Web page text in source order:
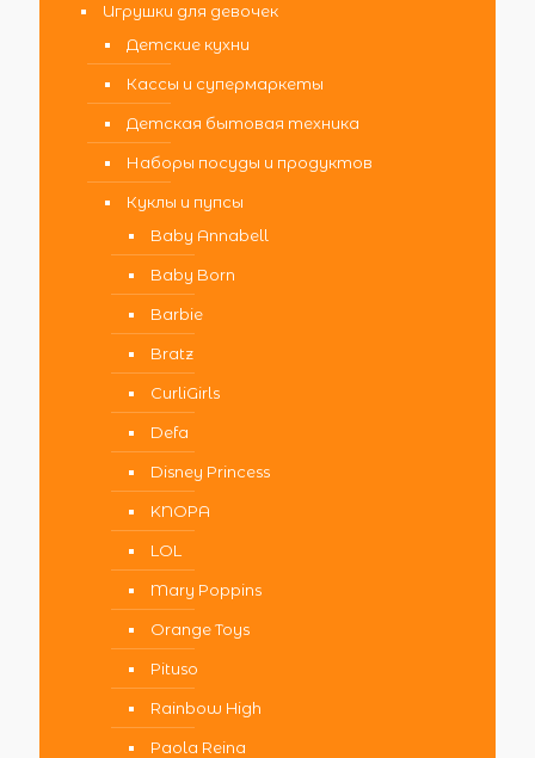
Игрушки для девочек
Детские кухни
Кассы и супермаркеты
Детская бытовая техника
Наборы посуды и продуктов
Куклы и пупсы
Baby Annabell
Baby Born
Barbie
Bratz
CurliGirls
Defa
Disney Princess
KNOPA
LOL
Mary Poppins
Orange Toys
Pituso
Rainbow High
Paola Reina